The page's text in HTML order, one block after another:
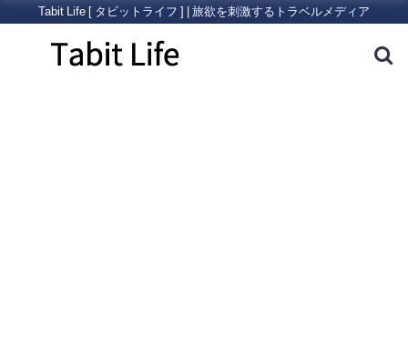
Tabit Life [ タビットライフ ] | 旅欲を刺激するトラベルメディア